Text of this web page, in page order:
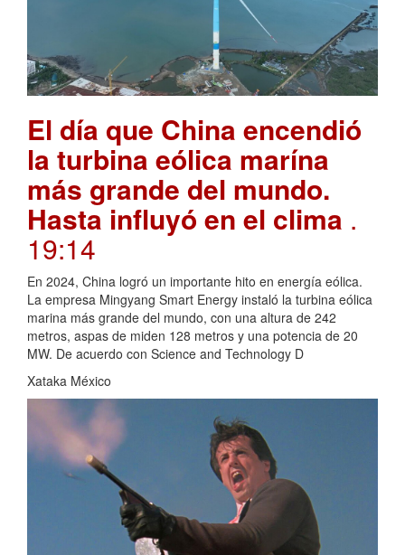
El día que China encendió
la turbina eólica marína
más grande del mundo.
Hasta influyó en el clima .
19:14
En 2024, China logró un importante hito en energía eólica.
La empresa Mingyang Smart Energy instaló la turbina eólica
marina más grande del mundo, con una altura de 242
metros, aspas de miden 128 metros y una potencia de 20
MW. De acuerdo con Science and Technology D
Xataka México